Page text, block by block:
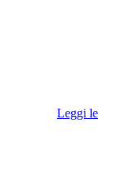
Leggi le